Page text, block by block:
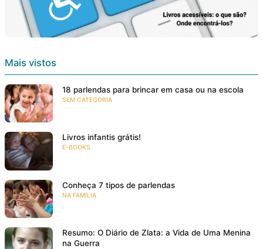
Mais vistos
18 parlendas para brincar em casa ou na escola
SEM CATEGORIA
Livros infantis grátis!
E-BOOKS
Conheça 7 tipos de parlendas
NA FAMÍLIA
Resumo: O Diário de Zlata: a Vida de Uma Menina
na Guerra